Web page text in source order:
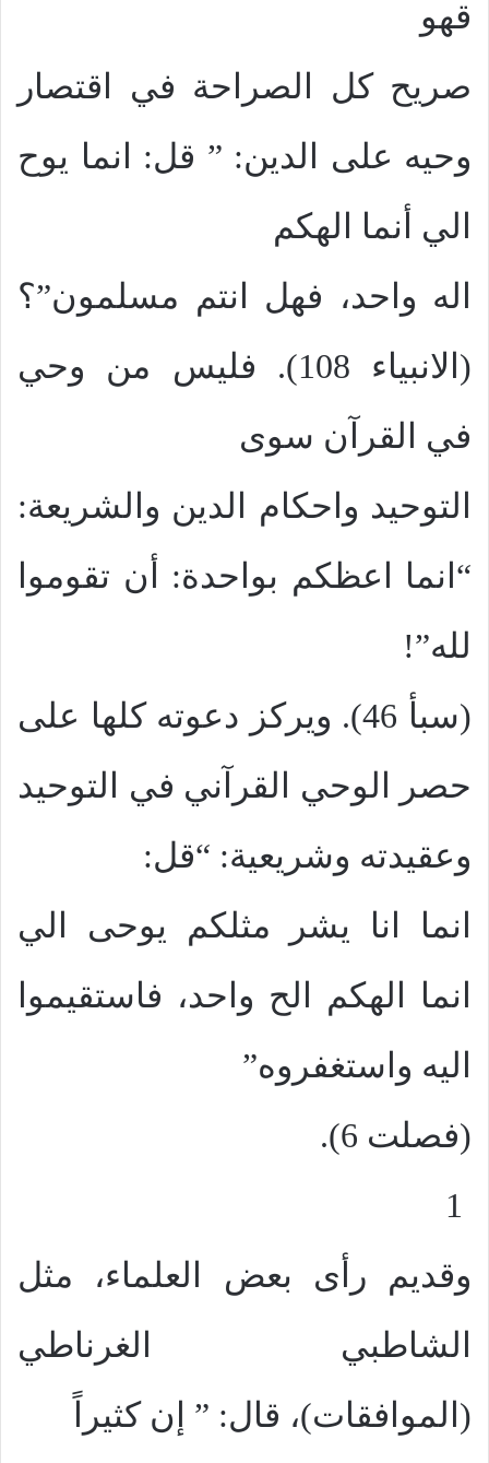
قهو
صريح كل الصراحة في اقتصار
وحيه على الدين: ” قل: انما يوح
الي أنما الهكم
اله واحد، فهل انتم مسلمون”؟
(الانبياء 108). فليس من وحي
في القرآن سوى
التوحيد واحكام الدين والشريعة:
“انما اعظكم بواحدة: أن تقوموا
لله”!
(سبأ 46). ويركز دعوته كلها على
حصر الوحي القرآني في التوحيد
وعقيدته وشريعية: “قل:
انما انا يشر مثلكم يوحى الي
انما الهكم الح واحد، فاستقيموا
اليه واستغفروه”
(فصلت 6).
وقديم رأى بعض العلماء، مثل
الشاطبي الغرناطي
(الموافقات)، قال: ” إن كثيراً